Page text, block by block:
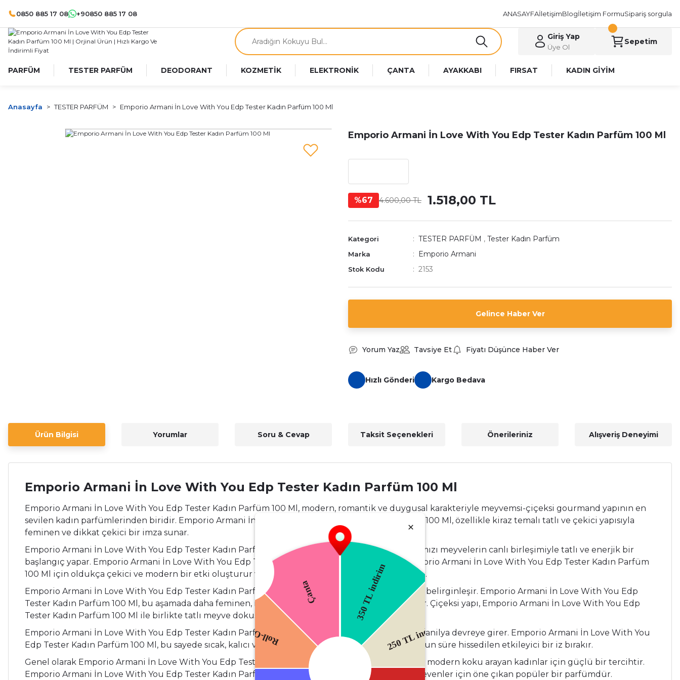
0850 885 17 08 +90850 885 17 08 ANASAYFAİletişimBlogİletişim FormuSipariş sorgula
Giriş Yap
Üye Ol
Sepetim
PARFÜM TESTER PARFÜM DEODORANT KOZMETİK ELEKTRONİK ÇANTA AYAKKABI FIRSAT KADIN GİYİM
Anasayfa TESTER PARFÜM Emporio Armani İn Love With You Edp Tester Kadın Parfüm 100 Ml
Emporio Armani İn Love With You Edp Tester Kadın Parfüm 100 Ml
%67 4.600,00 TL 1.518,00 TL
Kategori TESTER PARFÜM , Tester Kadın Parfüm
Marka Emporio Armani
Stok Kodu 2153
Gelince Haber Ver
Yorum Yaz Tavsiye Et Fiyatı Düşünce Haber Ver
Hızlı Gönderi Kargo Bedava
Ürün Bilgisi Yorumlar Soru & Cevap Taksit Seçenekleri Önerileriniz Alışveriş Deneyimi
Emporio Armani İn Love With You Edp Tester Kadın Parfüm 100 Ml
Emporio Armani İn Love With You Edp Tester Kadın Parfüm 100 Ml, modern, romantik ve duygusal karakteriyle meyvemsi-çiçeksi gourmand yapının en
sevilen kadın parfümlerinden biridir. Emporio Armani İn Love With You Edp Tester Kadın Parfüm 100 Ml, özellikle kiraz temalı tatlı ve çekici yapısıyla
feminen ve dikkat çekici bir imza sunar.
Emporio Armani İn Love With You Edp Tester Kadın Parfüm 100 Ml, açılışta kiraz, frambuaz ve kırmızı meyvelerin canlı birleşimiyle tatlı ve enerjik bir
başlangıç yapar. Emporio Armani İn Love With You Edp Tester Kadın Parfüm 100 Ml Bu giriş, Emporio Armani İn Love With You Edp Tester Kadın Parfüm
100 Ml için oldukça çekici ve modern bir etki oluşturur ve kısa sürede çiçeksi kalbine geçiş yapar.
Emporio Armani İn Love With You Edp Tester Kadın Parfüm 100 Ml Orta notalarda gül ve yasemin belirginleşir. Emporio Armani İn Love With You Edp
Tester Kadın Parfüm 100 Ml, bu aşamada daha feminen, romantik ve yumuşak bir karakter kazanır. Çiçeksi yapı, Emporio Armani İn Love With You Edp
Tester Kadın Parfüm 100 Ml ile birlikte tatlı meyve dokusunu dengeler.
Emporio Armani İn Love With You Edp Tester Kadın Parfüm 100 Ml Dip notalarda paçuli, misk ve vanilya devreye girer. Emporio Armani İn Love With You
Edp Tester Kadın Parfüm 100 Ml, bu sayede sıcak, kalıcı ve sarıcı bir bitiş sunar ve ten üzerinde uzun süre hissedilen etkileyici bir iz bırakır.
Genel olarak Emporio Armani İn Love With You Edp Tester Kadın Parfüm 100 Ml, tatlı, romantik ve modern koku arayan kadınlar için güçlü bir tercihtir.
Emporio Armani İn Love With You Edp Tester Kadın Parfüm 100 Ml, özellikle genç ve enerjik stil sevenler için öne çıkan popüler bir parfümdür.